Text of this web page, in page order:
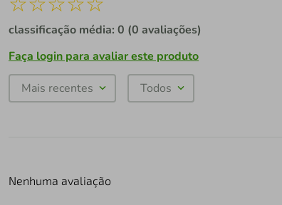
classificação média: 0 (0 avaliações)
Faça login para avaliar este produto
Mais recentes Todos
Nenhuma avaliação